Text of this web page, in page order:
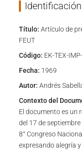
Identificación
Título: Artículo de
FEUT
Código: EK-TEX-
Fecha: 1969
Autor: Andrés
Contexto del
El documento es un
del 17 de
8° Congreso
expresando alegría